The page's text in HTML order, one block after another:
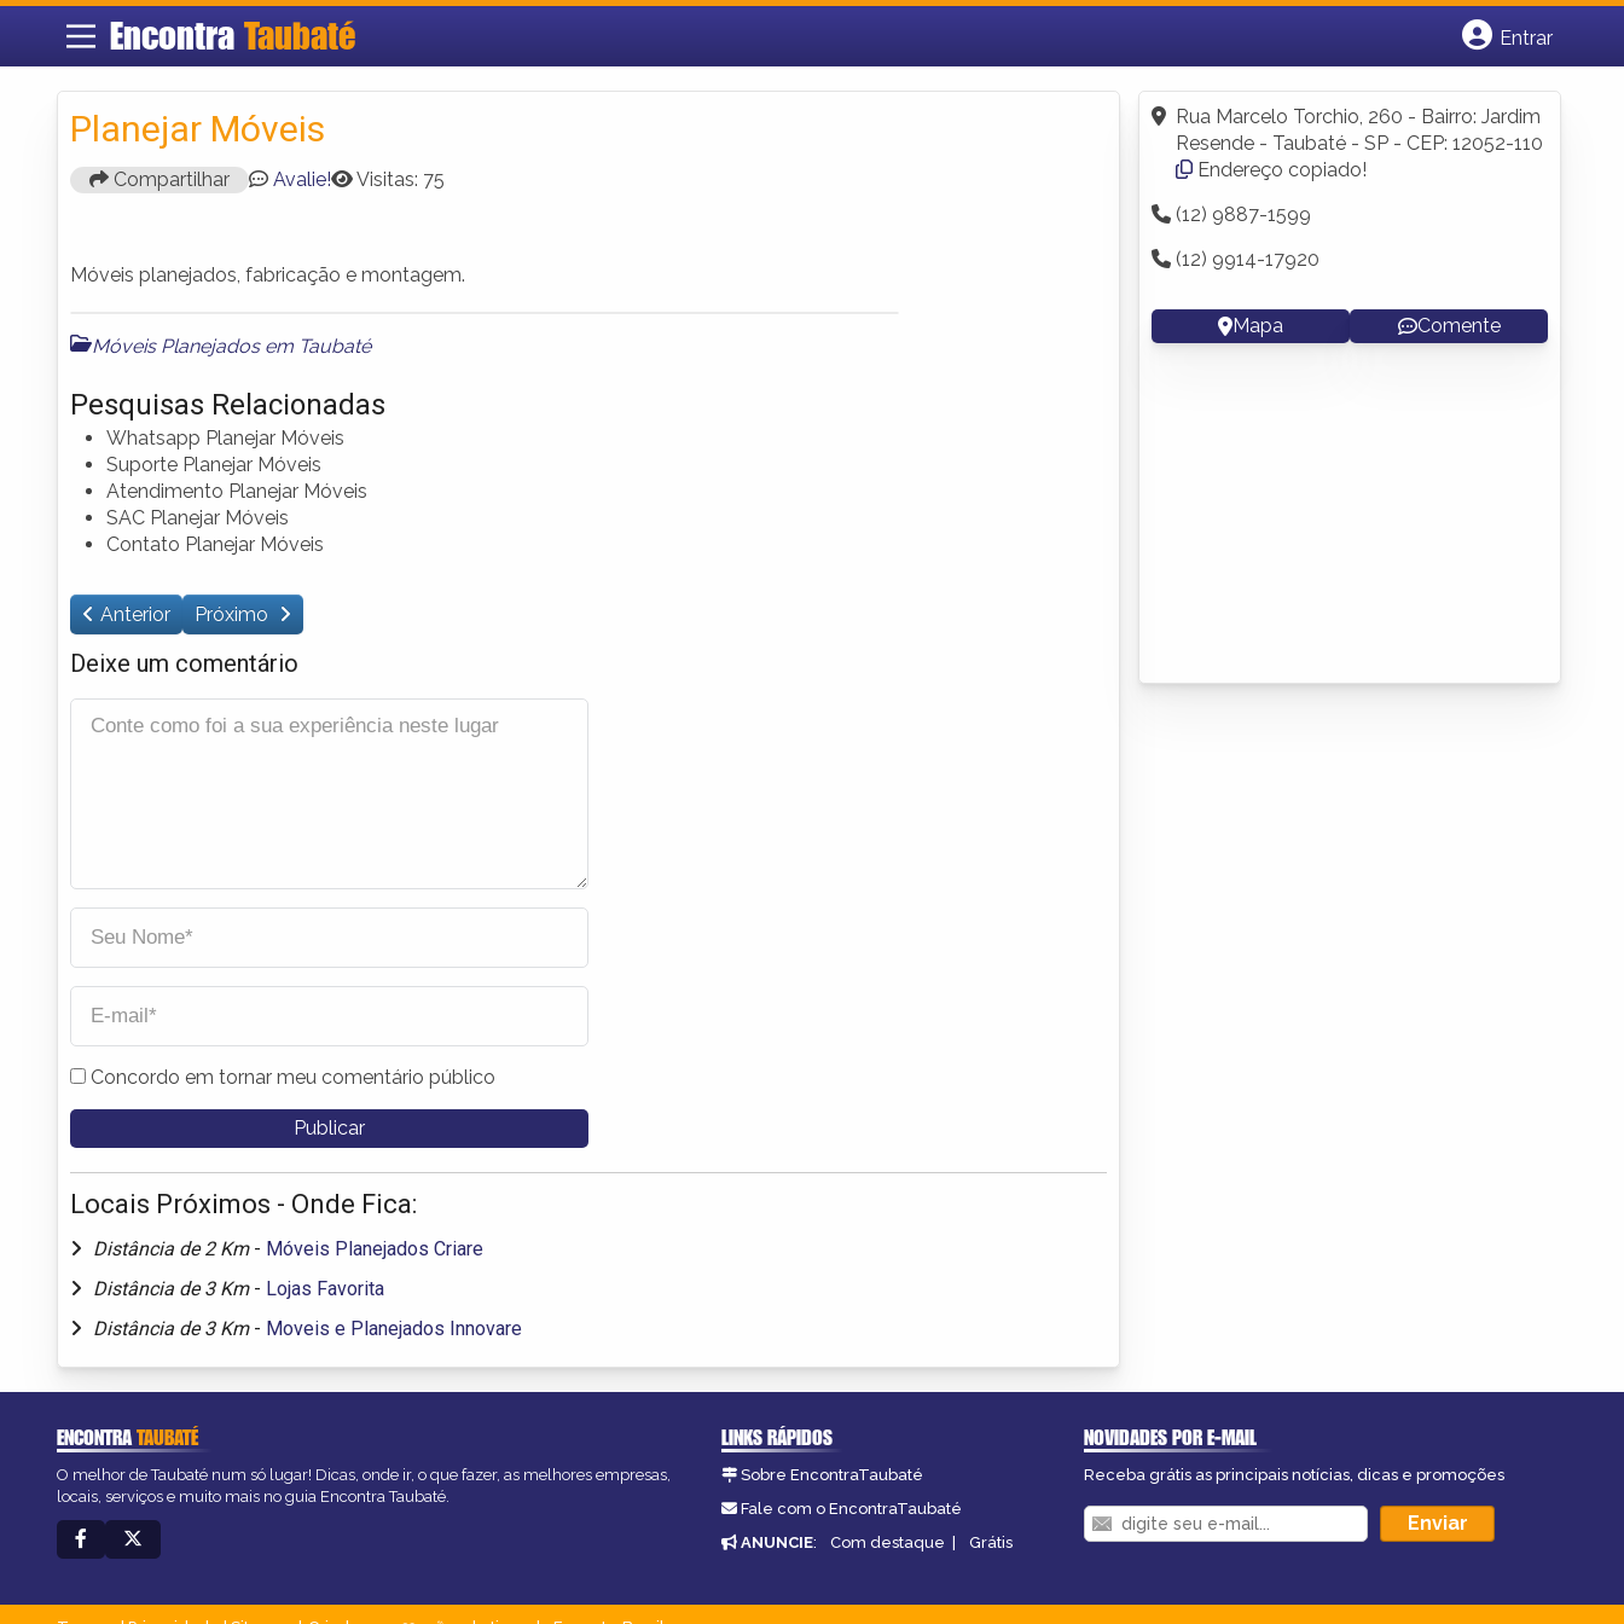
Encontra Taubaté
Entrar
Fazer login
Criar conta
Planejar Móveis
Compartilhar Avalie! Visitas: 75
Móveis planejados, fabricação e montagem.
Móveis Planejados em Taubaté
Pesquisas Relacionadas
Whatsapp Planejar Móveis
Suporte Planejar Móveis
Atendimento Planejar Móveis
SAC Planejar Móveis
Contato Planejar Móveis
Anterior Próximo
Deixe um comentário
Concordo em tornar meu comentário público
Locais Próximos - Onde Fica:
Distância de 2 Km - Móveis Planejados Criare
Distância de 3 Km - Lojas Favorita
Distância de 3 Km - Moveis e Planejados Innovare
Rua Marcelo Torchio, 260 - Bairro: Jardim
Resende - Taubaté - SP - CEP: 12052-110
Endereço copiado!
(12) 9887-1599
(12) 9914-17920
Mapa Comente
ENCONTRATAUBATÉ
O melhor de Taubaté num só lugar! Dicas, onde ir, o que fazer, as melhores empresas,
locais, serviços e muito mais no guia Encontra Taubaté.
LINKS RÁPIDOS
Sobre EncontraTaubaté
Fale com o EncontraTaubaté
ANUNCIE: Com destaque | Grátis
NOVIDADES POR E-MAIL
Receba grátis as principais notícias, dicas e promoções